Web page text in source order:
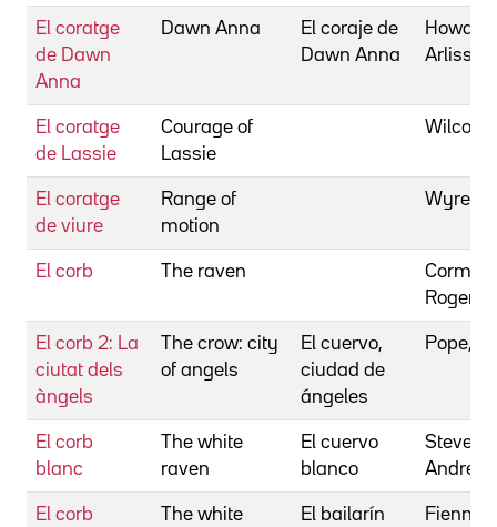
El coratge
de Dawn
Anna
Dawn Anna
El coraje de
Dawn Anna
Howard,
Arliss
El coratge
de Lassie
Courage of
Lassie
Wilcox,
El coratge
de viure
Range of
motion
Wyre,
El corb The raven
Corman,
Roger
El corb 2: La
ciutat dels
àngels
The crow: city
of angels
El cuervo,
ciudad de
ángeles
Pope,
El corb
blanc
The white
raven
El cuervo
blanco
Stevens,
Andrew
El corb The white El bailarín Fiennes,